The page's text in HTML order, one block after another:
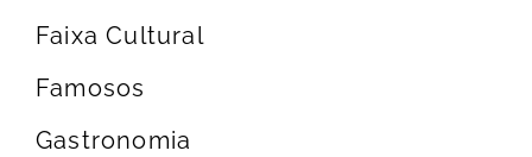
Faixa Cultural
Famosos
Gastronomia